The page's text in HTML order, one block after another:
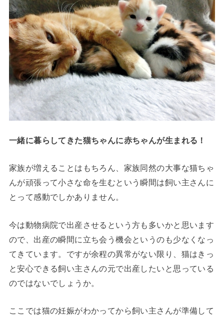
一緒に暮らしてきた猫ちゃんに赤ちゃんが生まれる！
家族が増えることはもちろん、家族同然の大事な猫ちゃ
んが頑張って小さな命を生むという瞬間は飼い主さんに
とって感動でしかありません。
今は動物病院で出産させるという方も多いかと思います
ので、出産の瞬間に立ち会う機会というのも少なくなっ
てきています。ですが余程の異常がない限り、猫はきっ
と安心できる飼い主さんの元で出産したいと思っている
のではないでしょうか。
ここでは猫の妊娠がわかってから飼い主さんが準備して